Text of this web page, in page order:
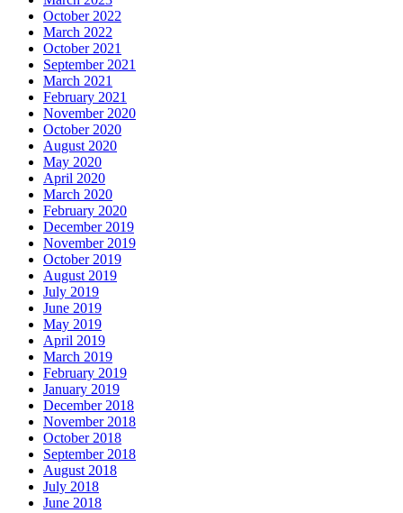
October 2022
March 2022
October 2021
September 2021
March 2021
February 2021
November 2020
October 2020
August 2020
May 2020
April 2020
March 2020
February 2020
December 2019
November 2019
October 2019
August 2019
July 2019
June 2019
May 2019
April 2019
March 2019
February 2019
January 2019
December 2018
November 2018
October 2018
September 2018
August 2018
July 2018
June 2018